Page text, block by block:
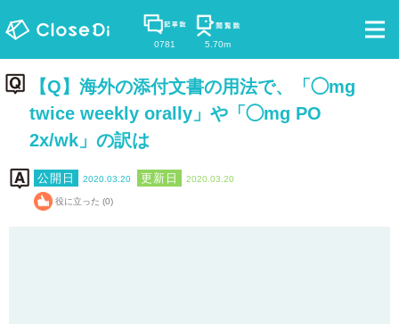
0781 5.70m
【Q】海外の添付文書の用法で、「◯mg
twice weekly orally」や「◯mg PO
2x/wk」の訳は
2020.03.20 2020.03.20
役に立った (0)